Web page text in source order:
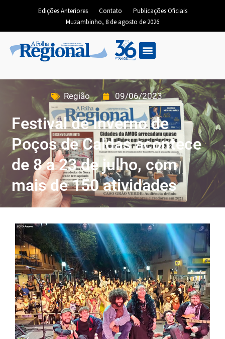
Edições Anteriores Contato
Publicações Oficiais
Muzambinho, 8 de agosto de 2026
Região 09/06/2023
Festival de Inverno de
Poços de Caldas acontece
de 8 a 23 de julho, com
mais de 150 atividades